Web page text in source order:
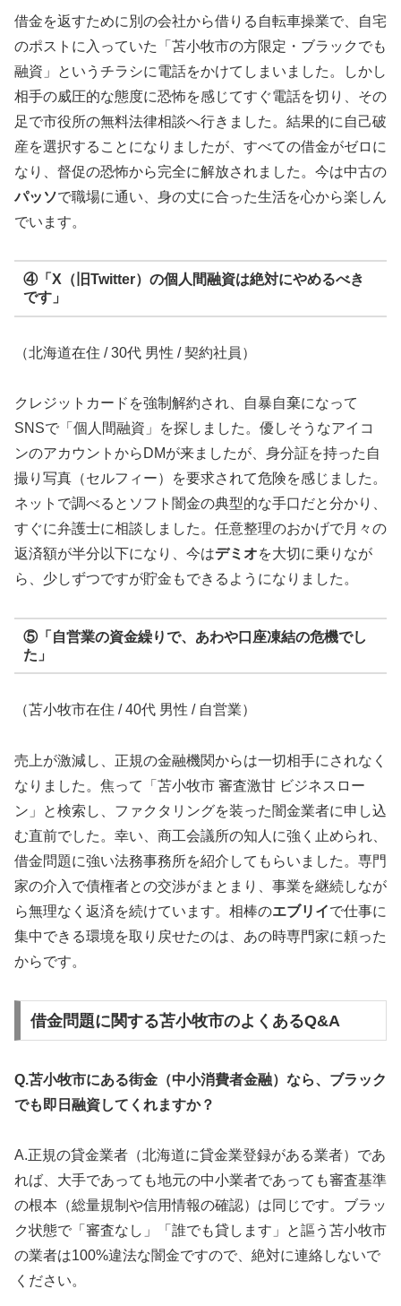
借金を返すために別の会社から借りる自転車操業で、自宅
のポストに入っていた「苫小牧市の方限定・ブラックでも
融資」というチラシに電話をかけてしまいました。しかし
相手の威圧的な態度に恐怖を感じてすぐ電話を切り、その
足で市役所の無料法律相談へ行きました。結果的に自己破
産を選択することになりましたが、すべての借金がゼロに
なり、督促の恐怖から完全に解放されました。今は中古の
パッソで職場に通い、身の丈に合った生活を心から楽しん
でいます。
④「X（旧Twitter）の個人間融資は絶対にやめるべき
です」
（北海道在住 / 30代 男性 / 契約社員）
クレジットカードを強制解約され、自暴自棄になって
SNSで「個人間融資」を探しました。優しそうなアイコ
ンのアカウントからDMが来ましたが、身分証を持った自
撮り写真（セルフィー）を要求されて危険を感じました。
ネットで調べるとソフト闇金の典型的な手口だと分かり、
すぐに弁護士に相談しました。任意整理のおかげで月々の
返済額が半分以下になり、今はデミオを大切に乗りなが
ら、少しずつですが貯金もできるようになりました。
⑤「自営業の資金繰りで、あわや口座凍結の危機でし
た」
（苫小牧市在住 / 40代 男性 / 自営業）
売上が激減し、正規の金融機関からは一切相手にされなく
なりました。焦って「苫小牧市 審査激甘 ビジネスロー
ン」と検索し、ファクタリングを装った闇金業者に申し込
む直前でした。幸い、商工会議所の知人に強く止められ、
借金問題に強い法務事務所を紹介してもらいました。専門
家の介入で債権者との交渉がまとまり、事業を継続しなが
ら無理なく返済を続けています。相棒のエブリイで仕事に
集中できる環境を取り戻せたのは、あの時専門家に頼った
からです。
借金問題に関する苫小牧市のよくあるQ&A
Q.苫小牧市にある街金（中小消費者金融）なら、ブラック
でも即日融資してくれますか？
A.正規の貸金業者（北海道に貸金業登録がある業者）であ
れば、大手であっても地元の中小業者であっても審査基準
の根本（総量規制や信用情報の確認）は同じです。ブラッ
ク状態で「審査なし」「誰でも貸します」と謳う苫小牧市
の業者は100%違法な闇金ですので、絶対に連絡しないで
ください。